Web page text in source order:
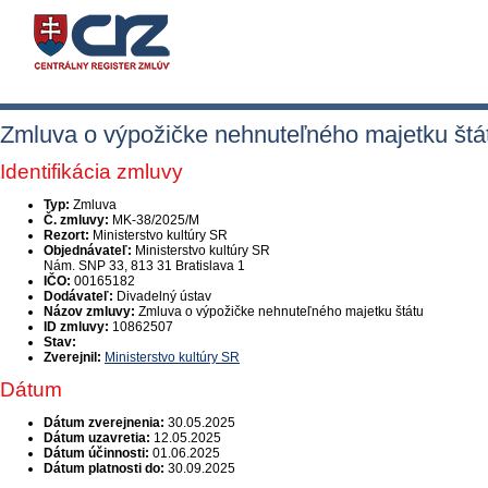
Zmluva o výpožičke nehnuteľného majetku
Identifikácia zmluvy
Typ: Zmluva
Č. zmluvy: MK-38/2025/M
Rezort: Ministerstvo kultúry SR
Objednávateľ: Ministerstvo kultúry SR
Nám. SNP 33, 813 31 Bratislava 1
IČO: 00165182
Dodávateľ: Divadelný ústav
Názov zmluvy: Zmluva o výpožičke nehnuteľného majetku štátu
ID zmluvy: 10862507
Stav:
Zverejnil: Ministerstvo kultúry SR
Dátum
Dátum zverejnenia: 30.05.2025
Dátum uzavretia: 12.05.2025
Dátum účinnosti: 01.06.2025
Dátum platnosti do: 30.09.2025